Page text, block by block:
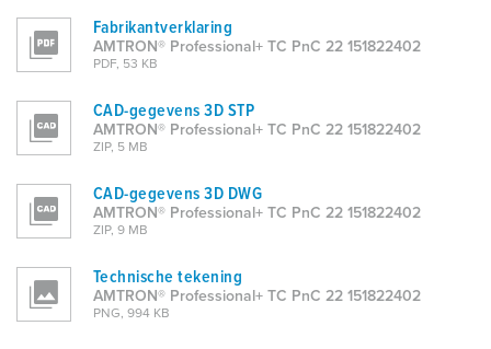
Fabrikantverklaring
AMTRON® Professional+ TC PnC 22 151822402
PDF, 53 KB
CAD-gegevens 3D STP
AMTRON® Professional+ TC PnC 22 151822402
ZIP, 5 MB
CAD-gegevens 3D DWG
AMTRON® Professional+ TC PnC 22 151822402
ZIP, 9 MB
Technische tekening
AMTRON® Professional+ TC PnC 22 151822402
PNG, 994 KB